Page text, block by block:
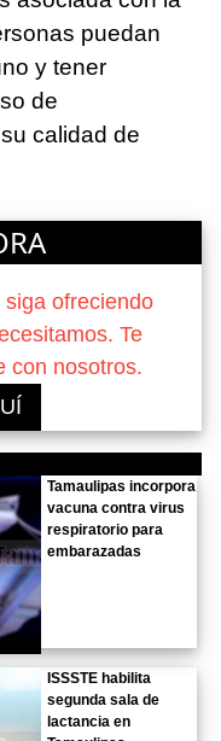
puedan
y tener
de
calidad de
ofreciendo
Te
con nosotros.
Tamaulipas incorpora
vacuna contra virus
respiratorio para
embarazadas
ISSSTE habilita
segunda sala de
lactancia en